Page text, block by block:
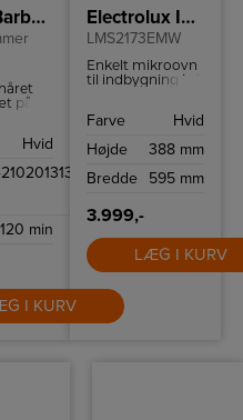
Braun Barbering & Trimning
på
Hvid
120 min
I KURV
Electrolux Indbygningsmikroovn
LMS2173EMW
Enkelt mikroovn
til indbygning i et
Farve
Hvid
Højde
388 mm
Bredde
595 mm
3.999,-
LÆG I KURV